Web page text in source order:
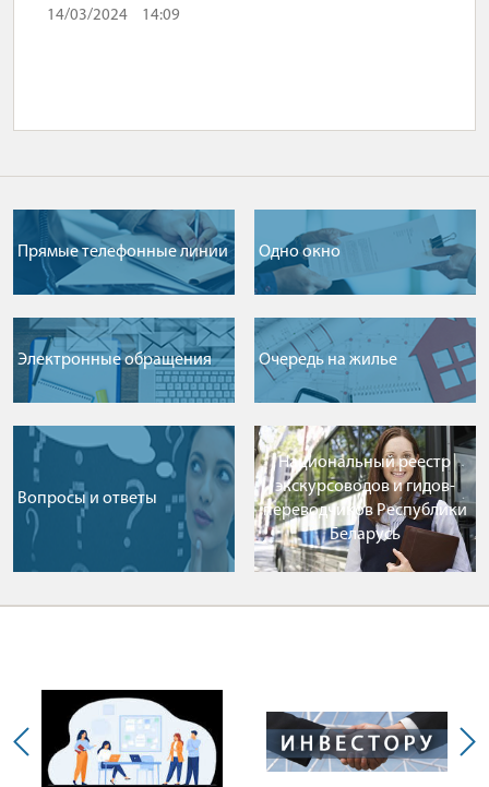
14/03/2024 14:09
Прямые телефонные линии Одно окно
Электронные обращения Очередь на жилье
Вопросы и ответы
Национальный реестр
экскурсоводов и гидов-
переводчиков Республики
Беларусь